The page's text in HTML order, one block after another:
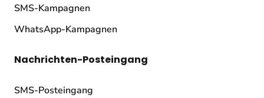
SMS-Kampagnen
WhatsApp-Kampagnen
Nachrichten-Posteingang
SMS-Posteingang